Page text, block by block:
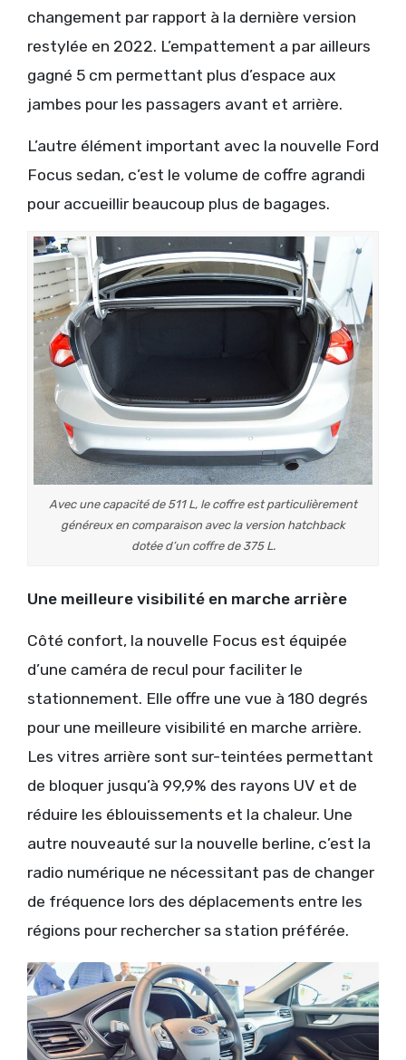
changement par rapport à la dernière version
restylée en 2022. L’empattement a par ailleurs
gagné 5 cm permettant plus d’espace aux
jambes pour les passagers avant et arrière.
L’autre élément important avec la nouvelle Ford
Focus sedan, c’est le volume de coffre agrandi
pour accueillir beaucoup plus de bagages.
Avec une capacité de 511 L, le coffre est particulièrement
généreux en comparaison avec la version hatchback
dotée d’un coffre de 375 L.
Une meilleure visibilité en marche arrière
Côté confort, la nouvelle Focus est équipée
d’une caméra de recul pour faciliter le
stationnement. Elle offre une vue à 180 degrés
pour une meilleure visibilité en marche arrière.
Les vitres arrière sont sur-teintées permettant
de bloquer jusqu’à 99,9% des rayons UV et de
réduire les éblouissements et la chaleur. Une
autre nouveauté sur la nouvelle berline, c’est la
radio numérique ne nécessitant pas de changer
de fréquence lors des déplacements entre les
régions pour rechercher sa station préférée.